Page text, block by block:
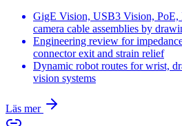
GigE Vision, USB3 Vision, PoE,
camera cable assemblies by
Engineering review for
connector exit and strain relief
Dynamic robot routes for wrist,
vision systems
Läs mer